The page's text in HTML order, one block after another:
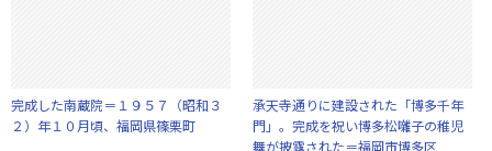
完成した南蔵院＝１９５７（昭和３
２）年１０月頃、福岡県篠栗町
承天寺通りに建設された「博多千年
門」。完成を祝い博多松囃子の稚児
舞が披露された＝福岡市博多区